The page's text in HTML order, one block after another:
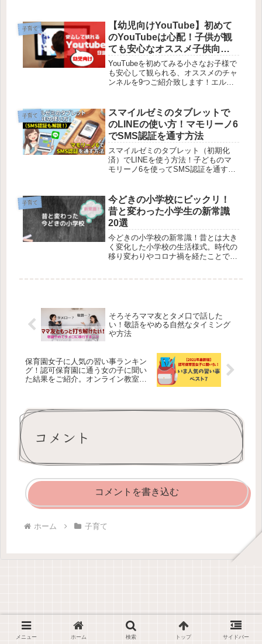
子育て
【幼児向けYouTube】初めて
のYouTubeは心配！子供が観
ても安心なオススメ子供向け
チャンネル9選
YouTubeを初めてみる小さなお子様で
も安心して観られる、オススメのチャ
ンネルを9つご紹介致します！エルサ
を選びました。我が家でもいつも安心
して視聴しているチャンネルばかりで
す！
子育て
スマイルゼミのタブレットで
のLINEの使い方！マモリーノ6
でSMS認証を通す方法
スマイルゼミのタブレット（初期化
済）でLINEを使う方法！子どものマ
モリーノ6を使ってSMS認証を通す手
使うための初期設定も解説。
子育て
今どきの小学校にビックリ！
昔と変わった小学生の新常識
20選
今どきの小学校の新常識！昔とは大き
く変化した小学校の生活様式。時代の
移り変わりやコロナ禍を経たことで、
そろそろママ友とタメ口で話した
い！敬語をやめる自然なタイミング
や方法
保育園女子に人気の習い事ランキン
グ！認可保育園に通う女の子に聞い
た結果をご紹介。オンライン教室も
コメント
コメントを書き込む
ホーム 子育て
メニュー ホーム 検索 トップ サイドバー